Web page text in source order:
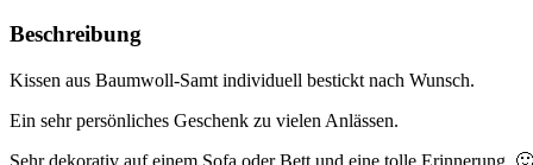
Beschreibung
Kissen aus Baumwoll-Samt individuell bestickt nach Wunsch.
Ein sehr persönliches Geschenk zu vielen Anlässen.
Sehr dekorativ auf einem Sofa oder Bett und eine tolle Erinnerung 🙂